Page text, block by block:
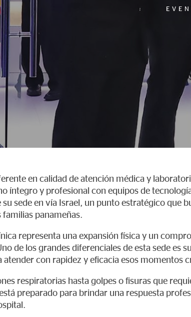
en calidad de atención médica y
íntegro y profesional con equipos de
su sede en vía Israel, un punto estratégico que
familias panameñas.
representa una expansión física y un
de los grandes diferenciales de esta sede es
atender con rapidez y eficacia esos momentos
respiratorias hasta golpes o fisuras que
preparado para brindar una respuesta